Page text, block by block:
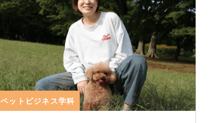
ペットビジネス学科